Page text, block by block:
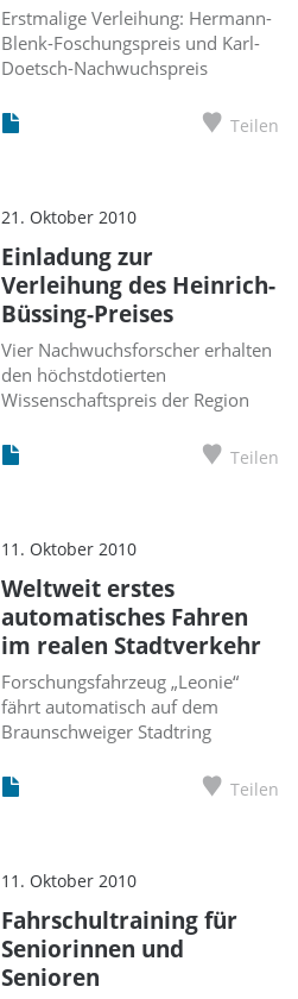
Erstmalige Verleihung: Hermann-
Blenk-Foschungspreis und Karl-
Doetsch-Nachwuchspreis
Teilen
21. Oktober 2010
Einladung zur
Verleihung des Heinrich-
Büssing-Preises
Vier Nachwuchsforscher erhalten
den höchstdotierten
Wissenschaftspreis der Region
Teilen
11. Oktober 2010
Weltweit erstes
automatisches Fahren
im realen Stadtverkehr
Forschungsfahrzeug „Leonie“
fährt automatisch auf dem
Braunschweiger Stadtring
Teilen
11. Oktober 2010
Fahrschultraining für
Seniorinnen und
Senioren